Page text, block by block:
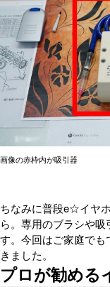
画像の赤枠内が吸引器
ちなみに普段e☆イヤ
ら。専用のブラシや
す。今回はご家庭で
きました。
プロが勧める